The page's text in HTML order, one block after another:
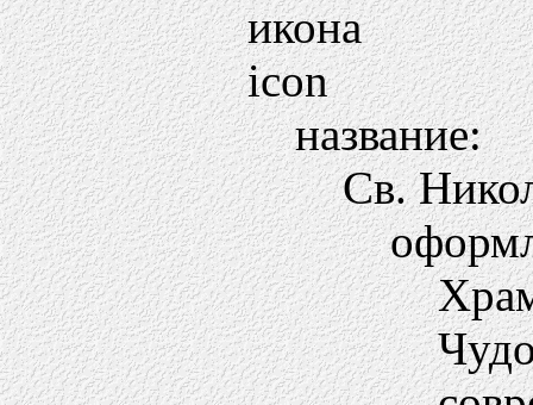
икона
icon
название:
Св.